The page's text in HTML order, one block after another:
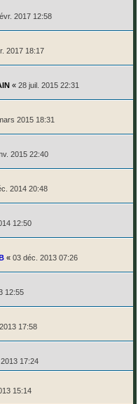
2017 12:58
2017 18:17
« 28 juil. 2015 22:31
2015 18:31
2015 22:40
2014 20:48
12:50
« 03 déc. 2013 07:26
12:55
17:58
17:24
15:14